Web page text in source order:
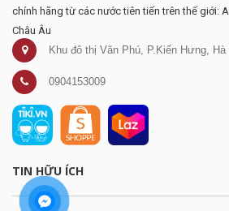
chính hãng từ các nước tiên tiến trên thế giới:
Châu Âu
Khu đô thị Văn Phú, P.Kiến Hưng, Hà
0904153009
TIN HỮU ÍCH